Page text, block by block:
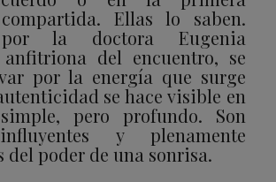
Ellas lo saben.
la doctora Eugenia
anfitriona del encuentro, se
por la energía que surge
se hace visible en
pero profundo. Son
y plenamente
del poder de una sonrisa.